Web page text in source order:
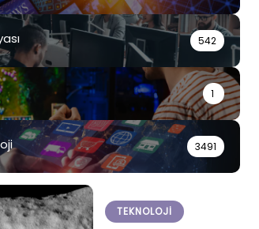
542
1
3491
TEKNOLOJI